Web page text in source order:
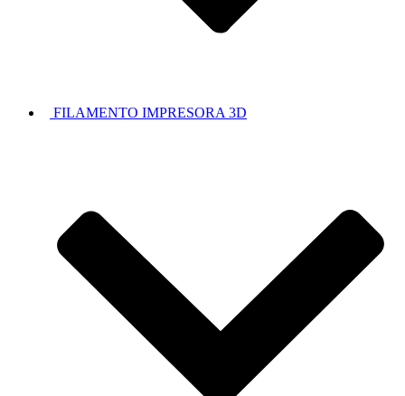
FILAMENTO IMPRESORA 3D